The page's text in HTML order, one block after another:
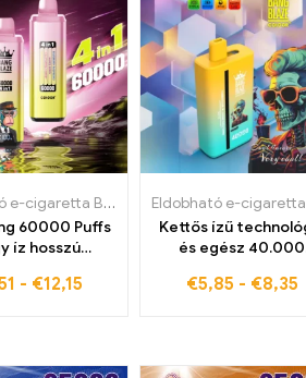
Németországban,Eldobható e-
Eldobható e-cigaretta Belgiumban ,Eldobható e-
60000 Puffs
íz hosszú
ízek
- €12,15
Eldobható e-cigaretta
Kettős ízű
és egész 40.000
€5,85 - €8,35